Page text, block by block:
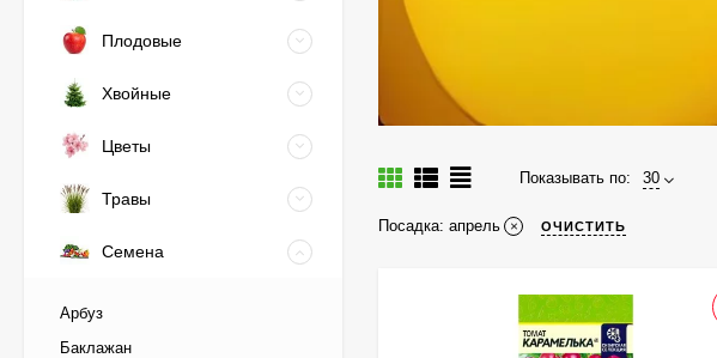
Показывать по: 30
Посадка: апрель ОЧИСТИТЬ
Плодовые
Хвойные
Цветы
Травы
Семена
Арбуз
Баклажан